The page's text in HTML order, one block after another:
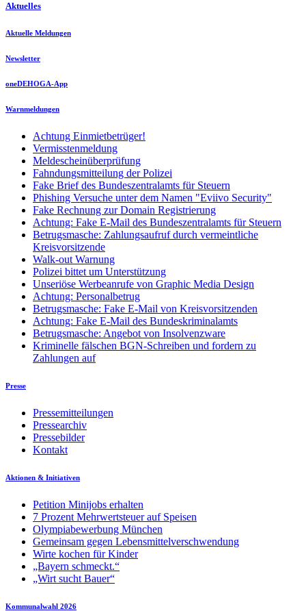
Aktuelles
Aktuelle Meldungen
Newsletter
oneDEHOGA-App
Warnmeldungen
Achtung Einmietbetrüger!
Vermisstenmeldung
Meldescheinüberprüfung
Fahndungsmitteilung der Polizei
Fake Brief des Bundeszentralamts für Steuern
Phishing Versuche unter dem Namen "Eviivo Security"
Fake Rechnung zur Domain Registrierung
Achtung: Fake E-Mail des Bundeszentralamts für Steuern
Betrugsmasche: Zahlungsaufruf durch vermeintliche
Kreisvorsitzende
Walk-out Warnung
Polizei bittet um Unterstützung
Unseriöse Werbeanrufe von Graphic Media Design
Achtung: Personalbetrug
Betrugsmasche: Fake E-Mail von Kreisvorsitzenden
Achtung: Fake E-Mail des Bundeskriminalamts
Betrugsmasche: Angebot von Insolvenzware
Kriminelle fälschen BGN-Schreiben und fordern zu
Zahlungen auf
Presse
Pressemitteilungen
Pressearchiv
Pressebilder
Kontakt
Aktionen & Initiativen
Petition Minijobs erhalten
7 Prozent Mehrwertsteuer auf Speisen
Olympiabewerbung München
Gemeinsam gegen Lebensmittelverschwendung
Wirte kochen für Kinder
„Bayern schmeckt.“
„Wirt sucht Bauer“
Kommunalwahl 2026